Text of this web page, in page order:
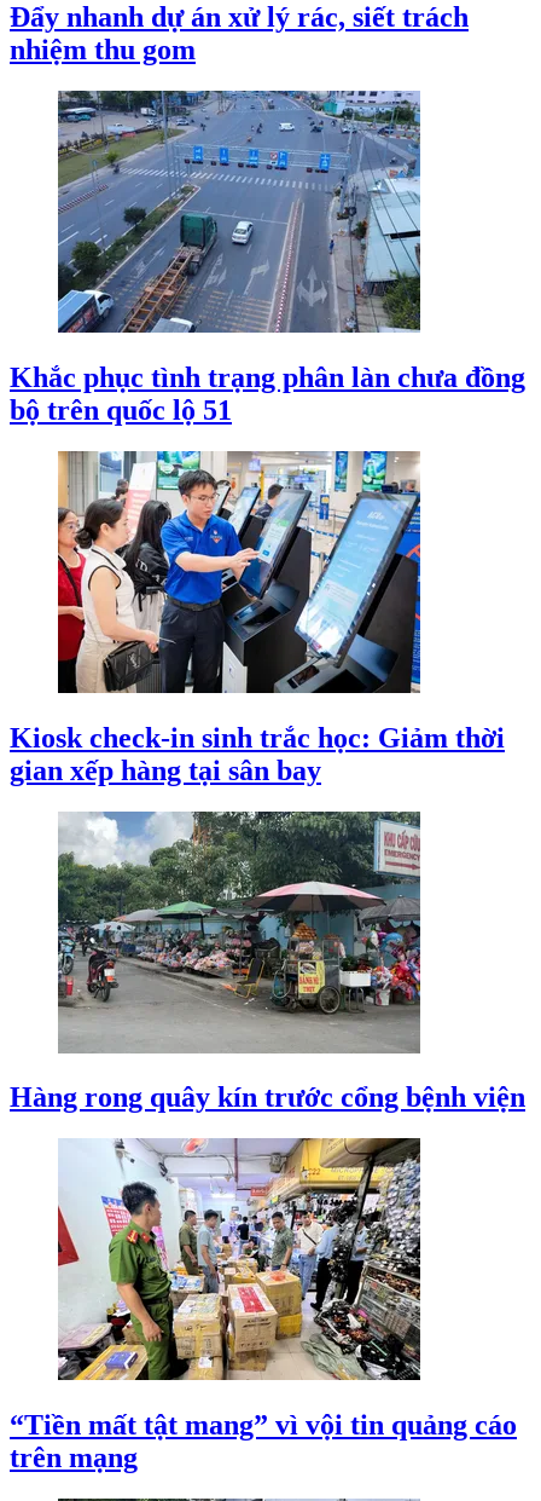
Đẩy nhanh dự án xử lý rác, siết trách
nhiệm thu gom
Khắc phục tình trạng phân làn chưa đồng
bộ trên quốc lộ 51
Kiosk check-in sinh trắc học: Giảm thời
gian xếp hàng tại sân bay
Hàng rong quây kín trước cổng bệnh viện
“Tiền mất tật mang” vì vội tin quảng cáo
trên mạng